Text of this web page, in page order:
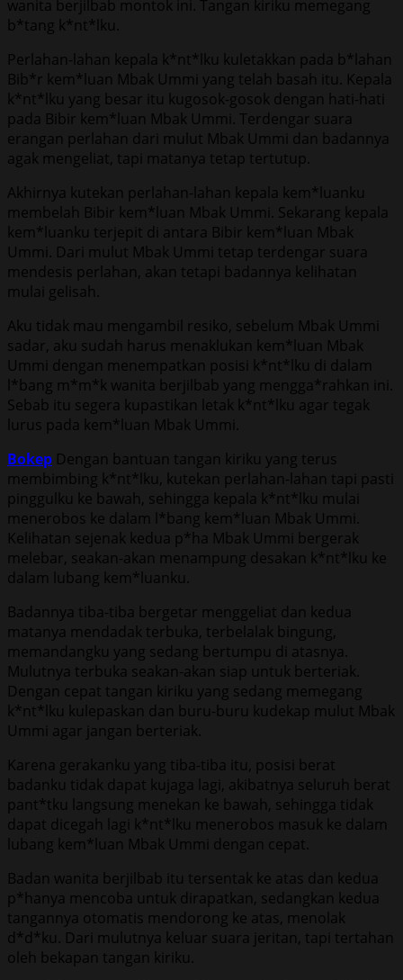
wanita berjilbab montok ini. Tangan kiriku memegang
b*tang k*nt*lku.
Perlahan-lahan kepala k*nt*lku kuletakkan pada b*lahan
Bib*r kem*luan Mbak Ummi yang telah basah itu. Kepala
k*nt*lku yang besar itu kugosok-gosok dengan hati-hati
pada Bibir kem*luan Mbak Ummi. Terdengar suara
erangan perlahan dari mulut Mbak Ummi dan badannya
agak mengeliat, tapi matanya tetap tertutup.
Akhirnya kutekan perlahan-lahan kepala kem*luanku
membelah Bibir kem*luan Mbak Ummi. Sekarang kepala
kem*luanku terjepit di antara Bibir kem*luan Mbak
Ummi. Dari mulut Mbak Ummi tetap terdengar suara
mendesis perlahan, akan tetapi badannya kelihatan
mulai gelisah.
Aku tidak mau mengambil resiko, sebelum Mbak Ummi
sadar, aku sudah harus menaklukan kem*luan Mbak
Ummi dengan menempatkan posisi k*nt*lku di dalam
l*bang m*m*k wanita berjilbab yang mengga*rahkan ini.
Sebab itu segera kupastikan letak k*nt*lku agar tegak
lurus pada kem*luan Mbak Ummi.
Bokep Dengan bantuan tangan kiriku yang terus
membimbing k*nt*lku, kutekan perlahan-lahan tapi pasti
pinggulku ke bawah, sehingga kepala k*nt*lku mulai
menerobos ke dalam l*bang kem*luan Mbak Ummi.
Kelihatan sejenak kedua p*ha Mbak Ummi bergerak
melebar, seakan-akan menampung desakan k*nt*lku ke
dalam lubang kem*luanku.
Badannya tiba-tiba bergetar menggeliat dan kedua
matanya mendadak terbuka, terbelalak bingung,
memandangku yang sedang bertumpu di atasnya.
Mulutnya terbuka seakan-akan siap untuk berteriak.
Dengan cepat tangan kiriku yang sedang memegang
k*nt*lku kulepaskan dan buru-buru kudekap mulut Mbak
Ummi agar jangan berteriak.
Karena gerakanku yang tiba-tiba itu, posisi berat
badanku tidak dapat kujaga lagi, akibatnya seluruh berat
pant*tku langsung menekan ke bawah, sehingga tidak
dapat dicegah lagi k*nt*lku menerobos masuk ke dalam
lubang kem*luan Mbak Ummi dengan cepat.
Badan wanita berjilbab itu tersentak ke atas dan kedua
p*hanya mencoba untuk dirapatkan, sedangkan kedua
tangannya otomatis mendorong ke atas, menolak
d*d*ku. Dari mulutnya keluar suara jeritan, tapi tertahan
oleh bekapan tangan kiriku.